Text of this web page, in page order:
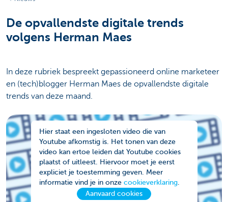
De opvallendste digitale trends
volgens Herman Maes
In deze rubriek bespreekt gepassioneerd online marketeer
en (tech)blogger Herman Maes de opvallendste digitale
trends van deze maand.
Hier staat een ingesloten video die van
Youtube afkomstig is. Het tonen van deze
video kan ertoe leiden dat Youtube cookies
plaatst of uitleest. Hiervoor moet je eerst
expliciet je toestemming geven. Meer
informatie vind je in onze cookieverklaring.
Aanvaard cookies